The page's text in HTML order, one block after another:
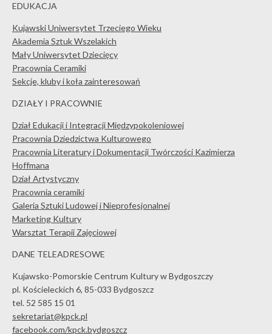
EDUKACJA
Kujawski Uniwersytet Trzeciego Wieku
Akademia Sztuk Wszelakich
Mały Uniwersytet Dziecięcy
Pracownia Ceramiki
Sekcje, kluby i koła zainteresowań
DZIAŁY I PRACOWNIE
Dział Edukacji i Integracji Międzypokoleniowej
Pracownia Dziedzictwa Kulturowego
Pracownia Literatury i Dokumentacji Twórczości Kazimierza
Hoffmana
Dział Artystyczny
Pracownia ceramiki
Galeria Sztuki Ludowej i Nieprofesjonalnej
Marketing Kultury
Warsztat Terapii Zajęciowej
DANE TELEADRESOWE
Kujawsko-Pomorskie Centrum Kultury w Bydgoszczy
pl. Kościeleckich 6, 85-033 Bydgoszcz
tel. 52 585 15 01
sekretariat@kpck.pl
facebook.com/kpck.bydgoszcz